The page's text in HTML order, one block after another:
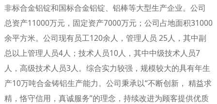
非标合金铝锭和国标合金铝锭、铝棒等大型生产企业。公司
总资产11000万元，固定资产7000万元；公司占地面积31000
余平方米。公司现有员工120余人，管理人员 25人，其中副
总以上管理人员4人；技术人员10人，其中中级技术人员7
人，高级技术人员3人。综合实力较强，规模较大的具有年生
产10万吨合金铸铝生产能力。公司秉承以“不断创新， 精益求
精，恪守信用，真诚服务”的理念，持续改进为顾客提供优质